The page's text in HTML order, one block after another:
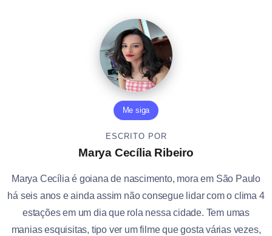
Me siga
ESCRITO POR
Marya Cecília Ribeiro
Marya Cecília é goiana de nascimento, mora em São Paulo
há seis anos e ainda assim não consegue lidar com o clima 4
estações em um dia que rola nessa cidade. Tem umas
manias esquisitas, tipo ver um filme que gosta várias vezes,